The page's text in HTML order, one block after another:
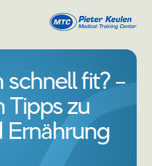
schnell fit? –
Tipps zu
Ernährung